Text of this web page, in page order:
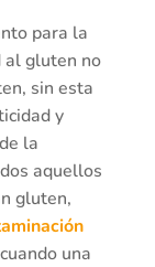
para la
al gluten no
sin esta
y
la
aquellos
gluten,
una